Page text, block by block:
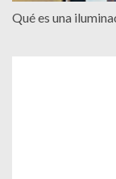
Qué es una